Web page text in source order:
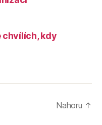
chvílích, kdy
Nahoru ↑